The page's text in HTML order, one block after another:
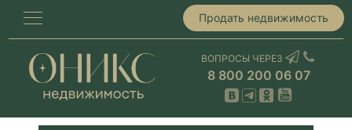
Продать недвижимость
ВОПРОСЫ ЧЕРЕЗ
8 800 200 06 07